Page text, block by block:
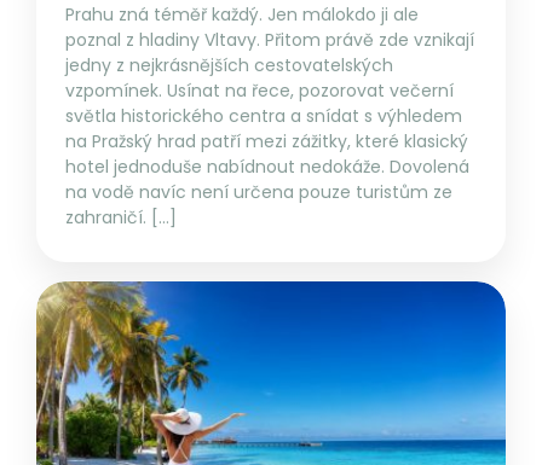
Prahu zná téměř každý. Jen málokdo ji ale
poznal z hladiny Vltavy. Přitom právě zde vznikají
jedny z nejkrásnějších cestovatelských
vzpomínek. Usínat na řece, pozorovat večerní
světla historického centra a snídat s výhledem
na Pražský hrad patří mezi zážitky, které klasický
hotel jednoduše nabídnout nedokáže. Dovolená
na vodě navíc není určena pouze turistům ze
zahraničí. […]